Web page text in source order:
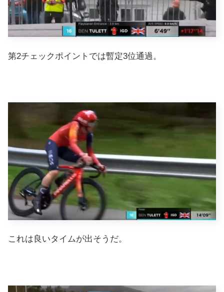
第2チェックポイントでは暫定3位通過。
これは良いタイムが出そうだ。